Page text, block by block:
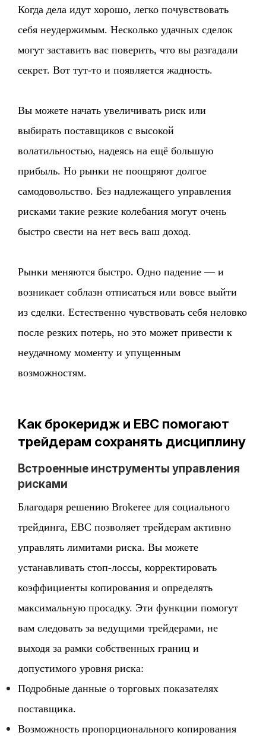
Когда дела идут хорошо, легко почувствовать
себя неудержимым. Несколько удачных сделок
могут заставить вас поверить, что вы разгадали
секрет. Вот тут-то и появляется жадность.
Вы можете начать увеличивать риск или
выбирать поставщиков с высокой
волатильностью, надеясь на ещё большую
прибыль. Но рынки не поощряют долгое
самодовольство. Без надлежащего управления
рисками такие резкие колебания могут очень
быстро свести на нет весь ваш доход.
Рынки меняются быстро. Одно падение — и
возникает соблазн отписаться или вовсе выйти
из сделки. Естественно чувствовать себя неловко
после резких потерь, но это может привести к
неудачному моменту и упущенным
возможностям.
Как брокеридж и EBC помогают
трейдерам сохранять дисциплину
Встроенные инструменты управления
рисками
Благодаря решению Brokeree для социального
трейдинга, EBC позволяет трейдерам активно
управлять лимитами риска. Вы можете
устанавливать стоп-лоссы, корректировать
коэффициенты копирования и определять
максимальную просадку. Эти функции помогут
вам следовать за ведущими трейдерами, не
выходя за рамки собственных границ и
допустимого уровня риска:
Подробные данные о торговых показателях
поставщика.
Возможность пропорционального копирования